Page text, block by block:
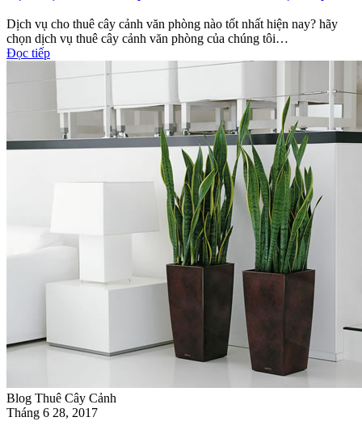
Dịch vụ cho thuê cây cảnh văn phòng nào tốt nhất hiện nay? hãy
chọn dịch vụ thuê cây cảnh văn phòng của chúng tôi…
Đọc tiếp
Blog Thuê Cây Cảnh
Tháng 6 28, 2017